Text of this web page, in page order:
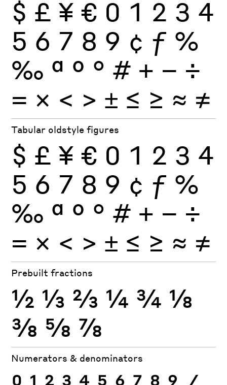
$ £ ¥ € 0 1 2 3 4
5 6 7 8 9 ¢ ƒ %
‰ ª º ° # + − ÷
× = < > ± ≤ ≥ ≈ ≠
Tabular oldstyle figures
$ £ ¥ € 0 1 2 3 4
5 6 7 8 9 ¢ ƒ %
‰ ª º ° # + − ÷
× = < > ± ≤ ≥ ≈ ≠
Prebuilt fractions
½ ⅓ ⅔ ¼ ¾ ⅛
⅜ ⅝ ⅞
Numerators & denominators